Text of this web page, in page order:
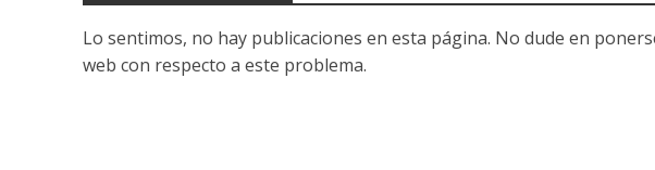
Lo sentimos, no hay publicaciones en esta página. No dude en
web con respecto a este problema.